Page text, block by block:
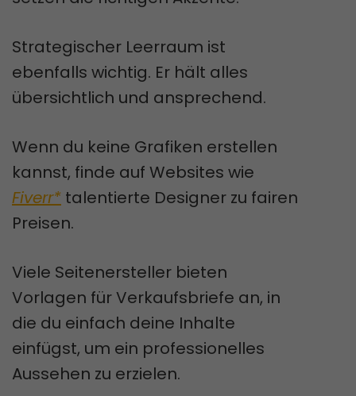
Strategischer Leerraum ist
ebenfalls wichtig. Er hält alles
übersichtlich und ansprechend.
Wenn du keine Grafiken erstellen
kannst, finde auf Websites wie
Fiverr* talentierte Designer zu fairen
Preisen.
Viele Seitenersteller bieten
Vorlagen für Verkaufsbriefe an, in
die du einfach deine Inhalte
einfügst, um ein professionelles
Aussehen zu erzielen.